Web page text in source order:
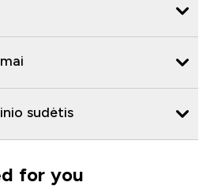
sudėtis
for you